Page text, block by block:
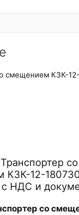
смещением КЗК-
со
КЗК-12-
с НДС и
со